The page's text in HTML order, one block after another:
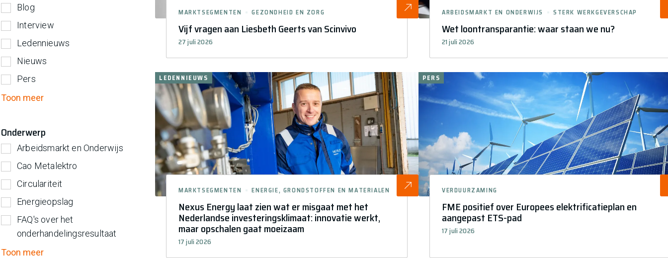
Blog
Interview
Ledennieuws
Nieuws
Pers
Toon meer
Onderwerp
Arbeidsmarkt en Onderwijs
Cao Metalektro
Circulariteit
Energieopslag
FAQ's over het
onderhandelingsresultaat
Toon meer
Vijf vragen aan Liesbeth Geerts van Scinvivo
27 juli 2026
MARKTSEGMENTEN GEZONDHEID EN ZORG
Wet loontransparantie: waar staan we nu?
21 juli 2026
ARBEIDSMARKT EN ONDERWIJS STERK WERKGEVERSCHAP
Nexus Energy laat zien wat er misgaat met het
Nederlandse investeringsklimaat: innovatie werkt,
maar opschalen gaat moeizaam
17 juli 2026
MARKTSEGMENTEN ENERGIE, GRONDSTOFFEN EN MATERIALEN
LEDENNIEUWS
FME positief over Europees elektrificatieplan en
aangepast ETS-pad
17 juli 2026
VERDUURZAMING
PERS